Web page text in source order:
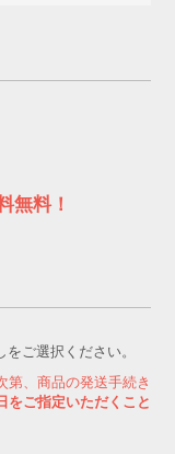
無料！
ご選択ください。
第、商品の発送手続き
をご指定いただくこと